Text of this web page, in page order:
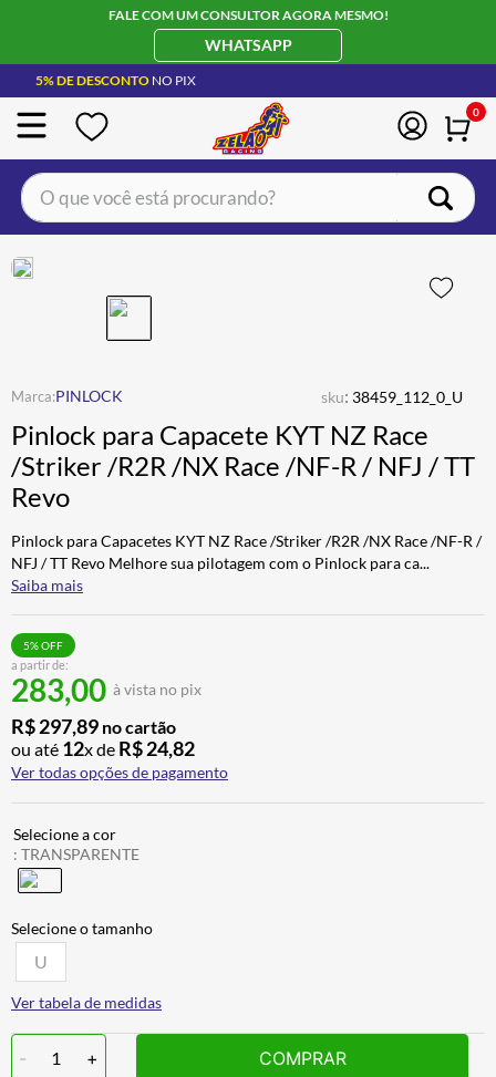
FALE COM UM CONSULTOR AGORA MESMO!
WHATSAPP
5% DE DESCONTO NO PIX
0
O que você está procurando?
PINLOCK sku: 38459_112_0_U
Pinlock para Capacete KYT NZ Race
/Striker /R2R /NX Race /NF-R / NFJ / TT
Revo
Pinlock para Capacetes KYT NZ Race /Striker /R2R /NX Race /NF-R /
NFJ / TT Revo Melhore sua pilotagem com o Pinlock para ca...
Saiba mais
a partir de:
283,00 à vista no pix
5% OFF
R$297,89 no cartão
ou até 12x de R$24,82
Ver todas opções de pagamento
: TRANSPARENTE
U
Ver tabela de medidas
- 1 + COMPRAR
BOTA
4º ÓCULOS SOLAR
5 º LUVA
6 ALPINESTAR
7 º
8º CALÇA
9º AIROH
10º